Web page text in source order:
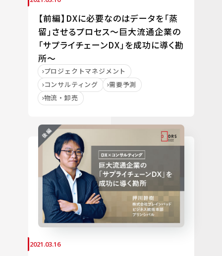
【前編】DXに必要なのはデータを「蒸
留」させるプロセス～巨大流通企業の
「サプライチェーンDX」を成功に導く勘
所～
プロジェクトマネジメント
コンサルティング
需要予測
物流・卸売
2021.03.16